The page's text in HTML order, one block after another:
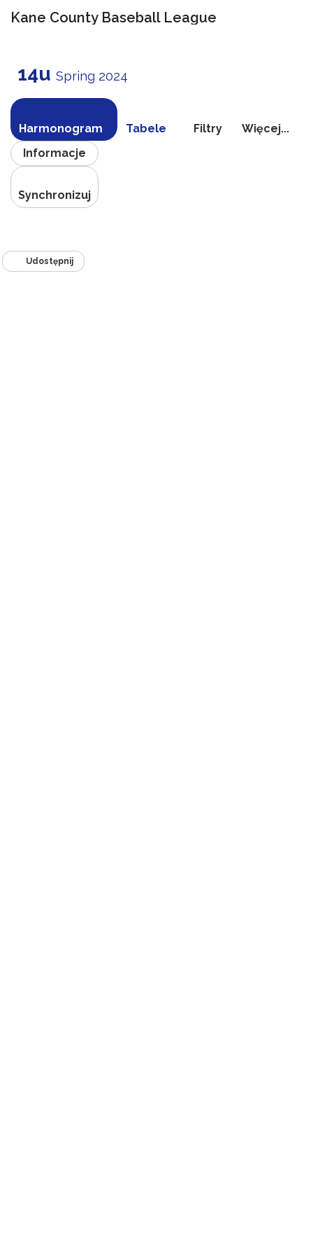
Kane County Baseball League
14u Spring 2024
Harmonogram Tabele Filtry
Więcej...
Informacje
Synchronizuj
Udostępnij